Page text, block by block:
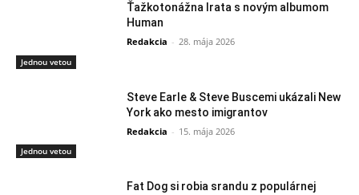
Jednou vetou
Ťažkotonážna Irata s novým albumom
Human
Redakcia - 28. mája 2026
Jednou vetou
Steve Earle & Steve Buscemi ukázali New
York ako mesto imigrantov
Redakcia - 15. mája 2026
Fat Dog si robia srandu z populárnej